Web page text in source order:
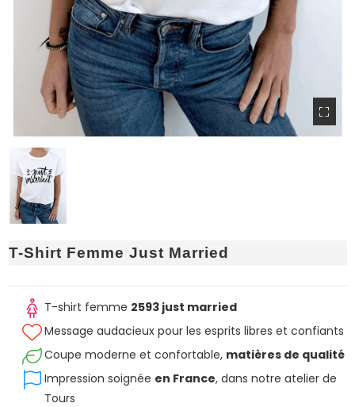
T-Shirt Femme Just Married
T-shirt femme 2593 just married
Message audacieux pour les esprits libres et confiants
Coupe moderne et confortable, matières de qualité
Impression soignée en France, dans notre atelier de
Tours